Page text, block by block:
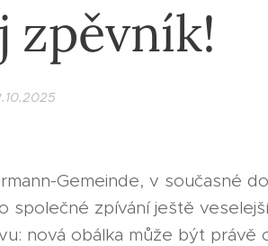
zpěvník!
Gemeinde, v současné
společné zpívání ještě
nová obálka může být právě